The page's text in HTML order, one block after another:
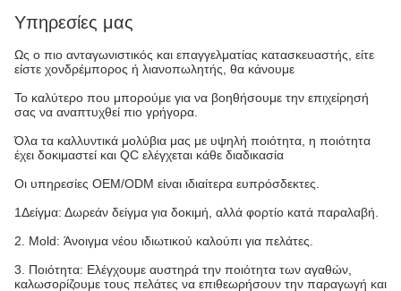
Υπηρεσίες μας
Ως ο πιο ανταγωνιστικός και επαγγελματίας κατασκευαστής, είτε
είστε χονδρέμπορος ή λιανοπωλητής, θα κάνουμε
Το καλύτερο που μπορούμε για να βοηθήσουμε την επιχείρησή
σας να αναπτυχθεί πιο γρήγορα.
Όλα τα καλλυντικά μολύβια μας με υψηλή ποιότητα, η ποιότητα
έχει δοκιμαστεί και QC ελέγχεται κάθε διαδικασία
Οι υπηρεσίες OEM/ODM είναι ιδιαίτερα ευπρόσδεκτες.
1Δείγμα: Δωρεάν δείγμα για δοκιμή, αλλά φορτίο κατά παραλαβή.
2. Mold: Άνοιγμα νέου ιδιωτικού καλούπι για πελάτες.
3. Ποιότητα: Ελέγχουμε αυστηρά την ποιότητα των αγαθών,
καλωσορίζουμε τους πελάτες να επιθεωρήσουν την παραγωγή και